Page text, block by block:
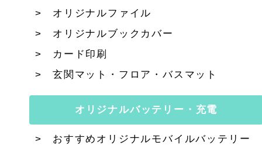
オリジナルファイル
オリジナルブックカバー
カード印刷
玄関マット・フロア・バスマット
オリジナルバッテリー・充電
おすすめオリジナルモバイルバッテリー